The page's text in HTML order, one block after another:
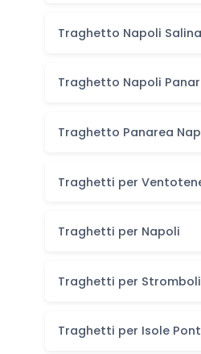
Traghetto Napoli Salina
Traghetto Napoli
Traghetto Panarea
Traghetti per
Traghetti per Napoli
Traghetti per Stromboli
Traghetti per Isole